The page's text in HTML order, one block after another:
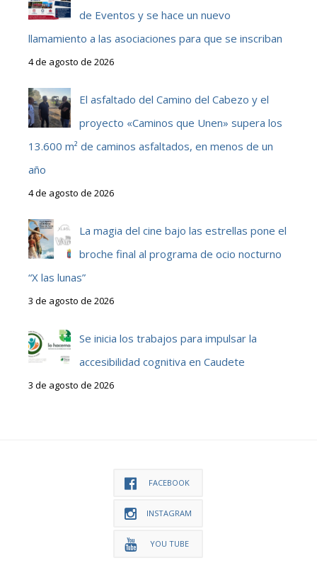
de Eventos y se hace un nuevo
llamamiento a las asociaciones para que se inscriban
4 de agosto de 2026
El asfaltado del Camino del Cabezo y el
proyecto «Caminos que Unen» supera los
13.600 m² de caminos asfaltados, en menos de un
año
4 de agosto de 2026
La magia del cine bajo las estrellas pone el
broche final al programa de ocio nocturno
“X las lunas”
3 de agosto de 2026
Se inicia los trabajos para impulsar la
accesibilidad cognitiva en Caudete
3 de agosto de 2026
FACEBOOK
INSTAGRAM
YOU TUBE